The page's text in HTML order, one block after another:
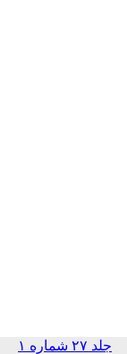
جلد ۲۷ شماره ۱